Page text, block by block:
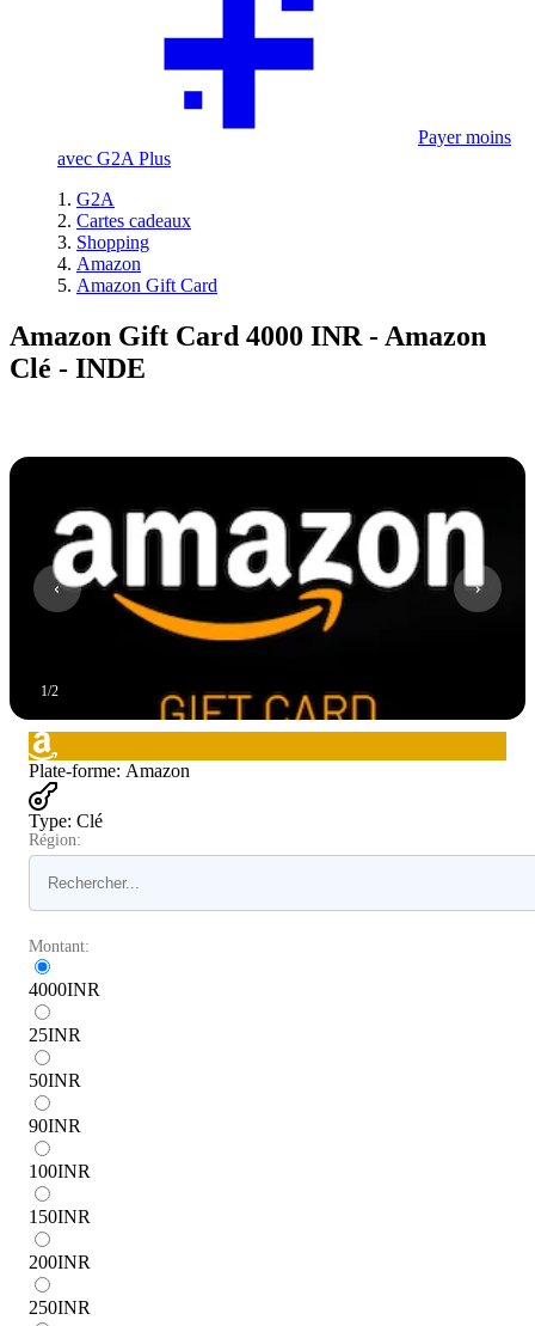
Payer moins
avec G2A Plus
G2A
Cartes cadeaux
Shopping
Amazon
Amazon Gift Card
Amazon Gift Card 4000 INR - Amazon
Clé - INDE
1/2
Plate-forme: Amazon
Type: Clé
Région:
Montant:
4000INR
25INR
50INR
90INR
100INR
150INR
200INR
250INR